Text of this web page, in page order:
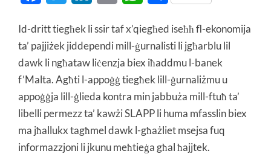
Id-dritt tiegħek li ssir taf x’qiegħed iseħħ fl-ekonomija
ta’ pajjiżek jiddependi mill-ġurnalisti li jgħarblu lil
dawk li ngħataw liċenzja biex iħaddmu l-banek
f’Malta. Agħti l-appoġġ tiegħek lill-ġurnaliżmu u
appoġġja lill-ġlieda kontra min jabbuża mill-ftuħ ta’
libelli permezz ta’ kawżi SLAPP li huma mfasslin biex
ma jħallukx tagħmel dawk l-għażliet msejsa fuq
informazzjoni li jkunu meħtieġa għal ħajjtek.